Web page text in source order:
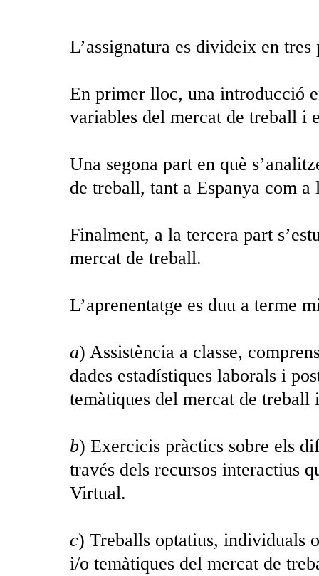
L’assignatura es divideix en tres
En primer lloc, una introducció
variables del mercat de treball i
Una segona part en què
de treball, tant a Espanya com
Finalment, a la tercera part
mercat de treball.
L’aprenentatge es duu a terme
a) Assistència a classe,
dades estadístiques laborals i
temàtiques del mercat de treball
b) Exercicis pràctics sobre els
través dels recursos interactius
Virtual.
c) Treballs optatius, individuals
i/o temàtiques del mercat de